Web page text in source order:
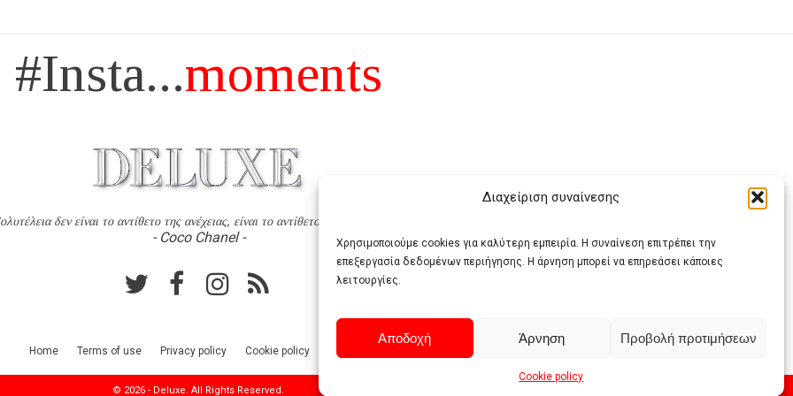
Διαχείριση συναίνεσης
Χρησιμοποιούμε cookies για καλύτερη εμπειρία. Η συναίνεση επιτρέπει την
επεξεργασία δεδομένων περιήγησης. Η άρνηση μπορεί να επηρεάσει κάποιες
λειτουργίες.
Αποδοχή Άρνηση Προβολή προτιμήσεων
Cookie policy
#Insta...moments
δεν είναι το αντίθετο της ανέχειας, είναι το αντίθετο της χυδαιότητας
- Coco Chanel -
Home Terms of use Privacy policy Cookie policy
© 2026 - Deluxe. All Rights Reserved.